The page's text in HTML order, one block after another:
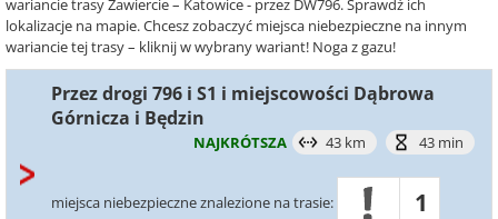
wariancie trasy Zawiercie – Katowice - przez DW796. Sprawdź ich
lokalizacje na mapie. Chcesz zobaczyć miejsca niebezpieczne na innym
wariancie tej trasy – kliknij w wybrany wariant! Noga z gazu!
Przez drogi 796 i S1 i miejscowości Dąbrowa
Górnicza i Będzin
NAJKRÓTSZA 43 km 43 min
miejsca niebezpieczne znalezione na trasie: 1